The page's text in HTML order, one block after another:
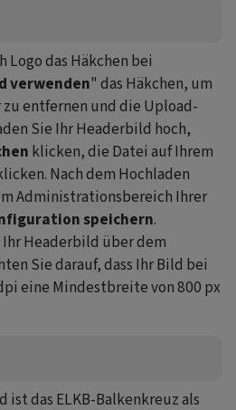
Logo das Häkchen bei
verwenden" das Häkchen, um
entfernen und die Upload-
Sie Ihr Headerbild hoch,
klicken, die Datei auf Ihrem
Nach dem Hochladen
Administrationsbereich Ihrer
speichern.
Headerbild über dem
Sie darauf, dass Ihr Bild bei
eine Mindestbreite von 800 px
ist das ELKB-Balkenkreuz als